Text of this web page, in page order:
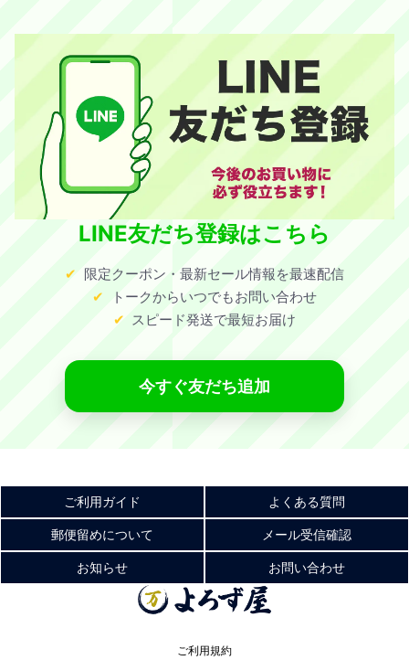
LINE友だち登録はこちら
限定クーポン・最新セール情報を最速配信
トークからいつでもお問い合わせ
スピード発送で最短お届け
今すぐ友だち追加
ご利用ガイド よくある質問
郵便留めについて メール受信確認
お知らせ お問い合わせ
ご利用規約